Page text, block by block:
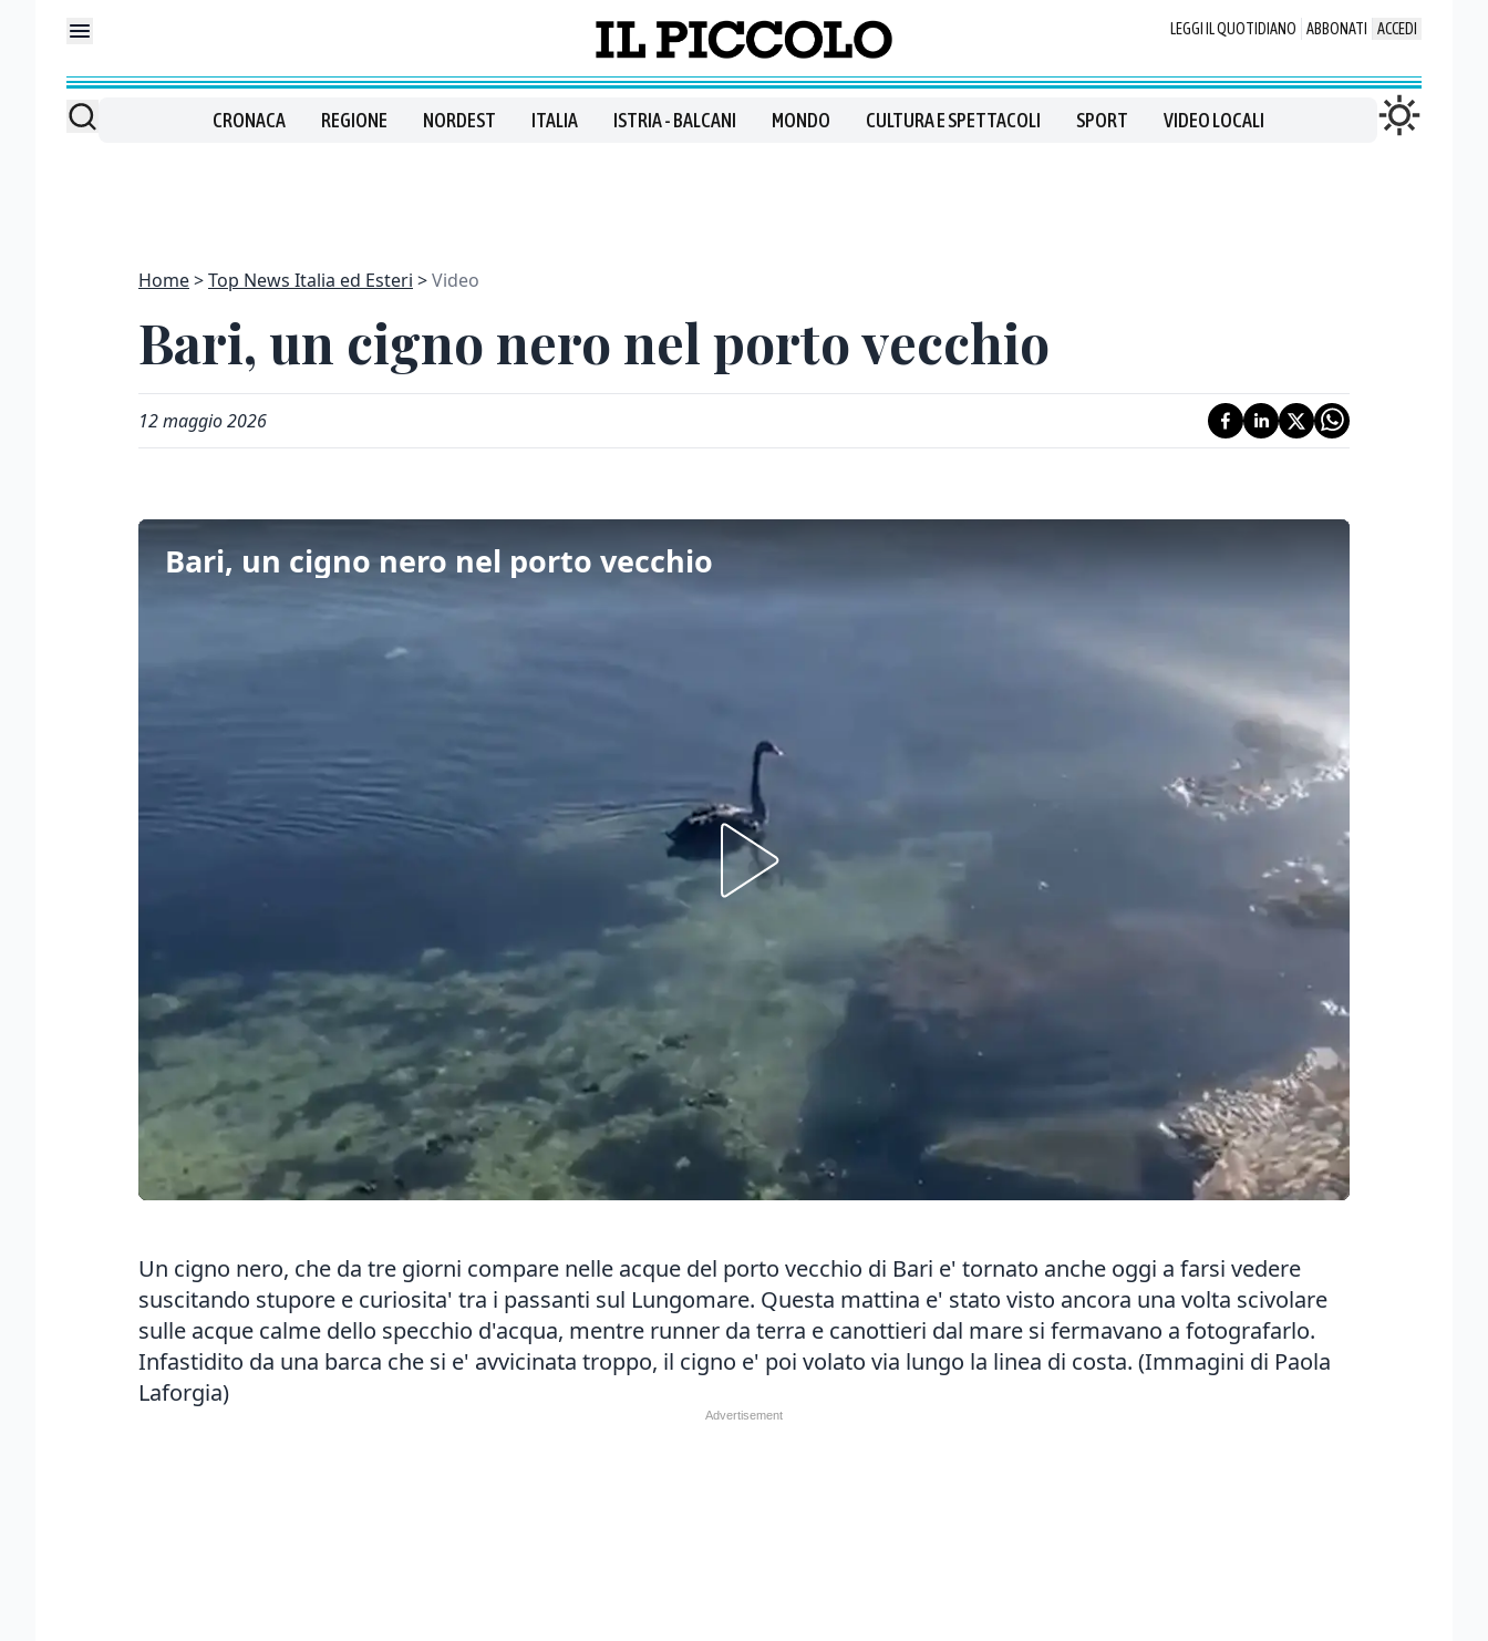
LEGGI IL QUOTIDIANO ABBONATI ACCEDI
CRONACA REGIONE NORDEST ITALIA ISTRIA - BALCANI MONDO CULTURA E SPETTACOLI SPORT VIDEO LOCALI
Home Top News Italia ed Esteri Video
Bari, un cigno nero nel porto vecchio
12 maggio 2026
Bari, un cigno nero nel porto vecchio
Un cigno nero, che da tre giorni compare nelle acque del porto vecchio di Bari e' tornato anche oggi a farsi vedere
suscitando stupore e curiosita' tra i passanti sul Lungomare. Questa mattina e' stato visto ancora una volta scivolare
sulle acque calme dello specchio d'acqua, mentre runner da terra e canottieri dal mare si fermavano a fotografarlo.
Infastidito da una barca che si e' avvicinata troppo, il cigno e' poi volato via lungo la linea di costa. (Immagini di Paola
Laforgia)